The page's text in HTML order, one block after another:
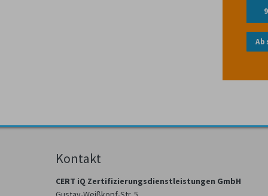
Kontakt
CERT iQ Zertifizierungsdienstleistungen GmbH